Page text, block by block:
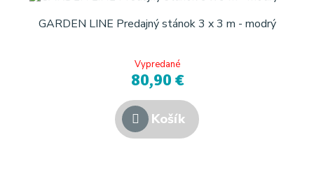
GARDEN LINE Predajný stánok 3 x 3 m - modrý
Vypredané
80,90 €
Košík